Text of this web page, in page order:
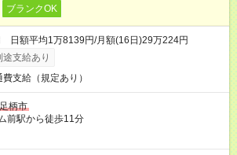
ブランクOK
日額平均1万8139円/月額(16日)29万224円
支給あり
費支給（規定あり）
柄市
前駅から徒歩11分